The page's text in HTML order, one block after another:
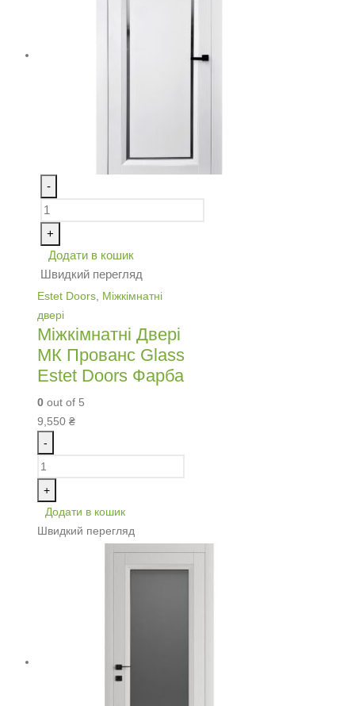
-
+
Додати в кошик
Швидкий перегляд
Estet Doors, Міжкімнатні
двері
Міжкімнатні Двері
МК Прованс Glass
Estet Doors Фарба
0 out of 5
9,550 ₴
-
+
Додати в кошик
Швидкий перегляд